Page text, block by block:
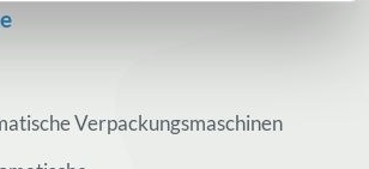
Verpackungsmaschinen